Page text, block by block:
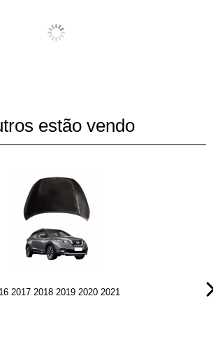
estão vendo
2017 2018 2019 2020 2021